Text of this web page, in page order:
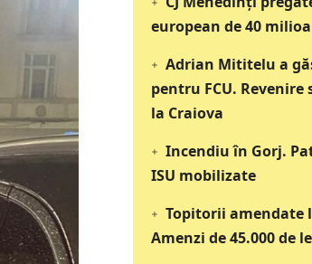
european de 40
Adrian Mititelu a
pentru FCU.
la Craiova
Incendiu în Gorj.
ISU mobilizate
Topitorii amendate
Amenzi de 45.000 de